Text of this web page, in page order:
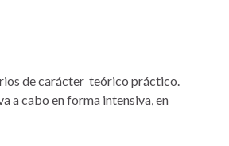
de carácter teórico práctico.
a cabo en forma intensiva, en